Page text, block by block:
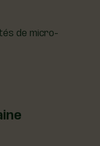
de micro-